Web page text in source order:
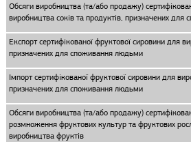
Обсяги виробництва (та/або продажу)
виробництва соків та продуктів, призначених
Експорт сертифікованої фруктової сировини для
призначених для споживання людьми
Імпорт сертифікованої фруктової сировини для
призначених для споживання людьми
Обсяги виробництва (та/або продажу)
розмноження фруктових культур та фруктових
виробництва фруктів